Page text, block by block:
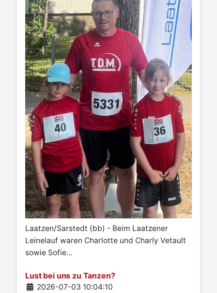
Laatzen/Sarstedt (bb) - Beim Laatzener
Leinelauf waren Charlotte und Charly Vetault
sowie Sofie...
Lust bei uns zu Tanzen?
Details
2026-07-03 10:04:10